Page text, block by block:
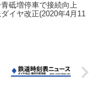
砥増停車で接続向上
イヤ改正(2020年4月11